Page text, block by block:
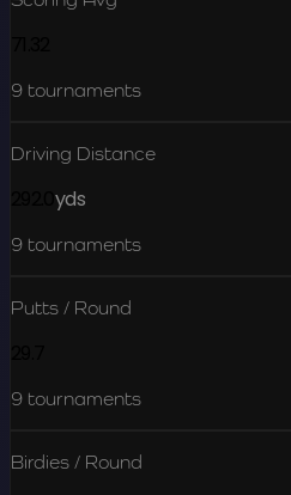
9 tournaments
Driving Distance
yds
9 tournaments
Putts / Round
9 tournaments
Birdies / Round